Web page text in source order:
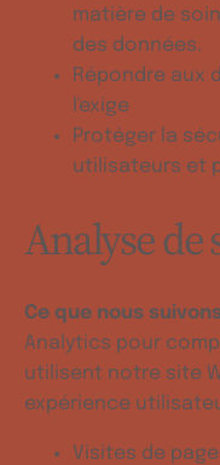
matière de
des données.
Répondre aux
l'exige
Protéger la
utilisateurs et
Analyse de
Ce que nous
Analytics pour
utilisent notre site
expérience
Visites de